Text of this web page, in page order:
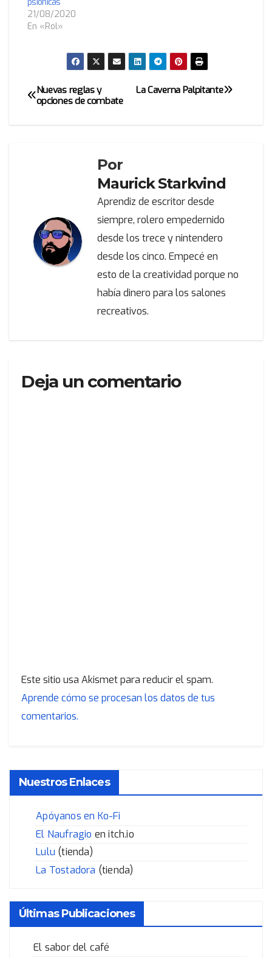
21/08/2020
En «Rol»
NavegaciónLa Caverna Palpitante
Nuevas reglas y
opciones de combate
Por
Maurick Starkvind
Aprendiz de escritor desde
siempre, rolero empedernido
desde los trece y nintendero
desde los cinco. Empecé en
esto de la creatividad porque no
había dinero para los salones
recreativos.
Deja un comentario
Este sitio usa Akismet para reducir el spam.
Aprende cómo se procesan los datos de tus
comentarios.
Nuestros Enlaces
Apóyanos en Ko-Fi
El Naufragio en itch.io
Lulu (tienda)
La Tostadora (tienda)
Últimas Publicaciones
El sabor del café